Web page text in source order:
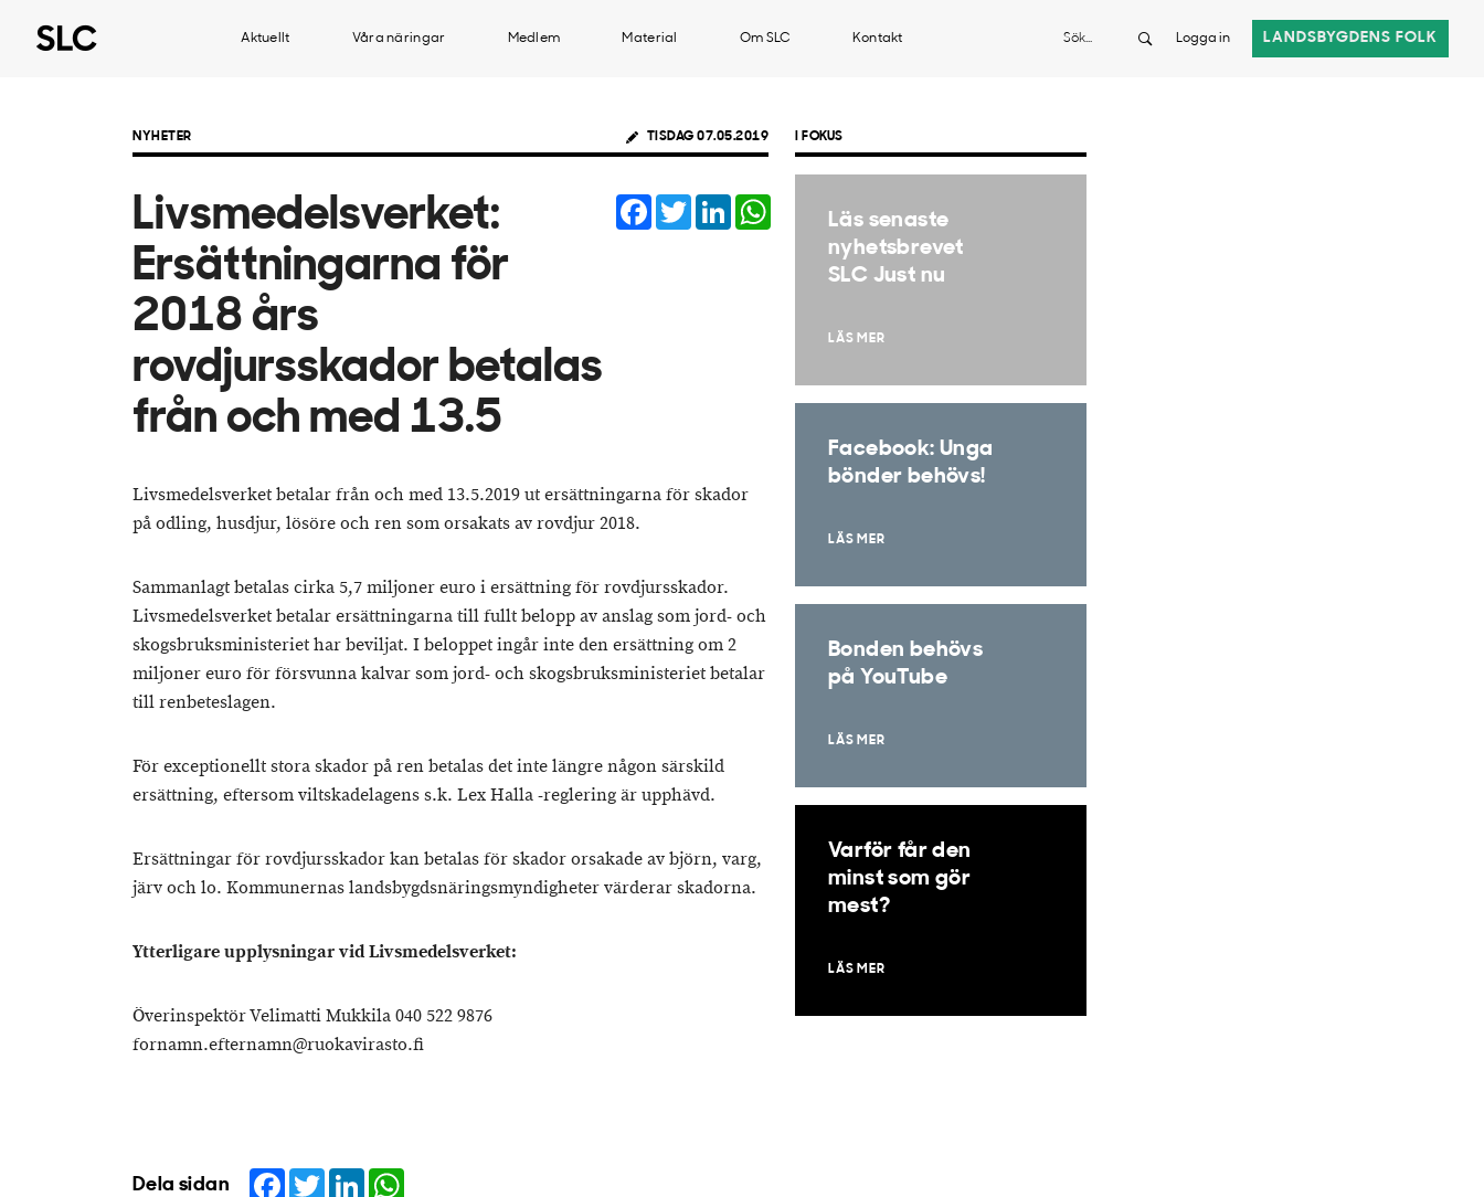
Aktuellt Våra näringar Medlem Material Om SLC Kontakt Sök Logga in LANDSBYGDENS FOLK
NYHETER TISDAG 07.05.2019
Livsmedelsverket:
Ersättningarna för
2018 års
rovdjursskador betalas
från och med 13.5
Facebook
TwitterLinkedIn
Livsmedelsverket betalar från och med 13.5.2019 ut ersättningarna för skador
på odling, husdjur, lösöre och ren som orsakats av rovdjur 2018.
Sammanlagt betalas cirka 5,7 miljoner euro i ersättning för rovdjursskador.
Livsmedelsverket betalar ersättningarna till fullt belopp av anslag som jord- och
skogsbruksministeriet har beviljat. I beloppet ingår inte den ersättning om 2
miljoner euro för försvunna kalvar som jord- och skogsbruksministeriet betalar
till renbeteslagen.
För exceptionellt stora skador på ren betalas det inte längre någon särskild
ersättning, eftersom viltskadelagens s.k. Lex Halla -reglering är upphävd.
Ersättningar för rovdjursskador kan betalas för skador orsakade av björn, varg,
järv och lo. Kommunernas landsbygdsnäringsmyndigheter värderar skadorna.
Ytterligare upplysningar vid Livsmedelsverket:
Överinspektör Velimatti Mukkila 040 522 9876
fornamn.efternamn@ruokavirasto.fi
Dela sidan Facebook
TwitterLinkedIn
I FOKUS
Läs senaste
nyhetsbrevet
SLC Just nu
LÄS MER
Facebook: Unga
bönder behövs!
LÄS MER
Bonden behövs
på YouTube
LÄS MER
Varför får den
minst som gör
mest?
LÄS MER